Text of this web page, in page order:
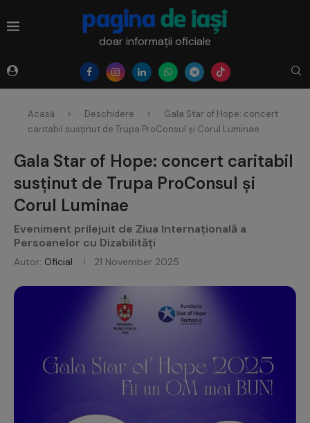
doar informații oficiale
Acasă Deschidere
Gala Star of Hope: concert
caritabil susținut de Trupa ProConsul și Corul Luminae
Gala Star of Hope: concert caritabil
susținut de Trupa ProConsul și
Corul Luminae
Eveniment prilejuit de Ziua Internațională a
Persoanelor cu Dizabilități
Autor: Oficial 21 November 2025